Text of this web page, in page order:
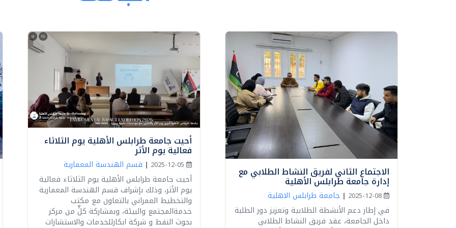
الاجتماع الثاني لفريق النشاط الطلابي مع
إدارة جامعة طرابلس الأهلية
2025-12-08
| جامعة طرابلس الاهلية
في إطار دعم الأنشطة الطلابية وتعزيز دور الطلبة
داخل الجامعة، عقد فريق النشاط الطلابي
أحيت جامعة طرابلس الأهلية يوم الثلاثاء
فعالية يوم الأثر
2025-12-05
| قسم الهندسة المعمارية
أحيت جامعة طرابلس الأهلية يوم الثلاثاء فعالية
يوم الأثر، وذلك بإشراف قسم الهندسة المعمارية
والتخطيط العمراني بالتعاون مع مكتب
خدمةالمجتمع والبيئة، وبمشاركة كلٍّ من مركز
بحوث النفط و شركة ابكارللخدمات والاستشارات